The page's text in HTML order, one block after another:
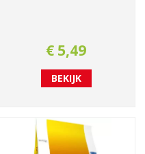
€ 5,49
BEKIJK